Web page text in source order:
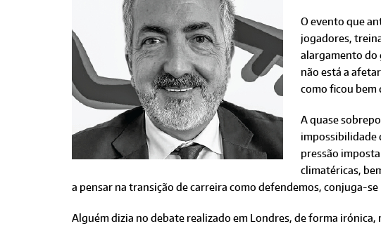
O evento que
jogadores,
alargamento do
não está a
como ficou bem
A quase
impossibilidade
pressão
climatéricas,
a pensar na transição de carreira como defendemos, conjuga-
Alguém dizia no debate realizado em Londres, de forma